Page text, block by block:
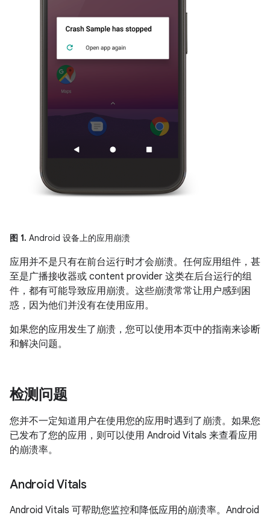
图 1. Android 设备上的应用崩溃
应用并不是只有在前台运行时才会崩溃。任何应用组件，甚
至是广播接收器或 content provider 这类在后台运行的组
件，都有可能导致应用崩溃。这些崩溃常常让用户感到困
惑，因为他们并没有在使用应用。
如果您的应用发生了崩溃，您可以使用本页中的指南来诊断
和解决问题。
检测问题
您并不一定知道用户在使用您的应用时遇到了崩溃。如果您
已发布了您的应用，则可以使用 Android Vitals 来查看应用
的崩溃率。
Android Vitals
Android Vitals 可帮助您监控和降低应用的崩溃率。Android